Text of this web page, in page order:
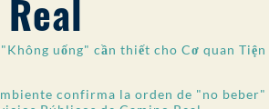
uống" cần thiết cho Cơ quan
confirma la orden de "no